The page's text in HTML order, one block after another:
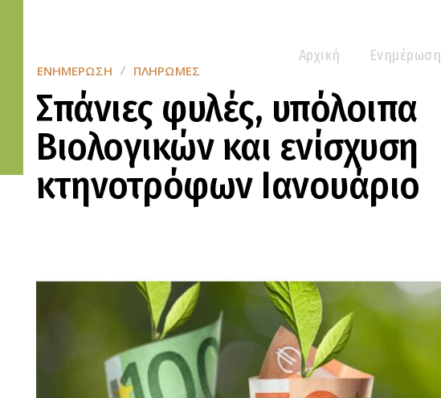
Αρχική Ενημέρωση
ΕΝΗΜΈΡΩΣΗ ΠΛΗΡΩΜΈΣ
Σπάνιες φυλές, υπόλοιπα
Βιολογικών και ενίσχυση
κτηνοτρόφων Ιανουάριο